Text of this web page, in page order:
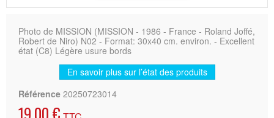
Photo de MISSION (MISSION - 1986 - France - Roland Joffé,
Robert de Niro) N02 - Format: 30x40 cm. environ. - Excellent
état (C8) Légère usure bords
En savoir plus sur l’état des produits
Référence 20250723014
19,00 €